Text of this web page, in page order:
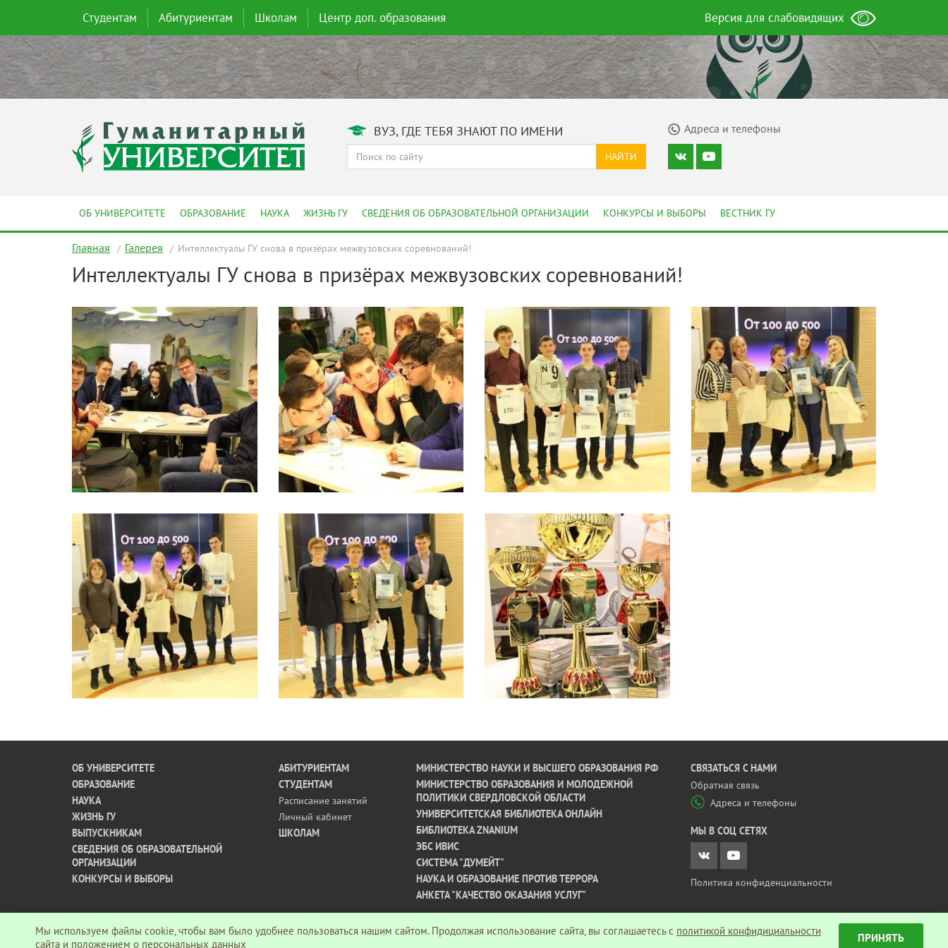
Студентам Абитуриентам Школам Центр доп. образования Версия для слабовидящих
ВУЗ, ГДЕ ТЕБЯ ЗНАЮТ ПО ИМЕНИ Адреса и телефоны
НАЙТИ
ОБ УНИВЕРСИТЕТЕ ОБРАЗОВАНИЕ НАУКА ЖИЗНЬ ГУ СВЕДЕНИЯ ОБ ОБРАЗОВАТЕЛЬНОЙ ОРГАНИЗАЦИИ КОНКУРСЫ И ВЫБОРЫ ВЕСТНИК ГУ
Главная Галерея Интеллектуалы ГУ снова в призёрах межвузовских соревнований!
Интеллектуалы ГУ снова в призёрах межвузовских соревнований!
ОБ УНИВЕРСИТЕТЕ
ОБРАЗОВАНИЕ
НАУКА
ЖИЗНЬ ГУ
ВЫПУСКНИКАМ
СВЕДЕНИЯ ОБ ОБРАЗОВАТЕЛЬНОЙ
ОРГАНИЗАЦИИ
КОНКУРСЫ И ВЫБОРЫ
АБИТУРИЕНТАМ
СТУДЕНТАМ
Расписание занятий
Личный кабинет
ШКОЛАМ
МИНИСТЕРСТВО НАУКИ И ВЫСШЕГО ОБРАЗОВАНИЯ РФ
МИНИСТЕРСТВО ОБРАЗОВАНИЯ И МОЛОДЕЖНОЙ
ПОЛИТИКИ СВЕРДЛОВСКОЙ ОБЛАСТИ
УНИВЕРСИТЕТСКАЯ БИБЛИОТЕКА ОНЛАЙН
БИБЛИОТЕКА ZNANIUM
ЭБС ИВИС
СИСТЕМА "ДУМЕЙТ"
НАУКА И ОБРАЗОВАНИЕ ПРОТИВ ТЕРРОРА
АНКЕТА "КАЧЕСТВО ОКАЗАНИЯ УСЛУГ"
CВЯЗАТЬСЯ С НАМИ
Обратная связь
Адреса и телефоны
МЫ В СОЦ СЕТЯХ
Политика конфиденциальности
© АНО ВО «Гуманитарный университет», 2026 г.
Мы используем файлы cookie, чтобы вам было удобнее пользоваться нашим сайтом. Продолжая использование сайта, вы соглашаетесь c политикой конфидициальности
сайта и положением о персональных данных ПРИНЯТЬ